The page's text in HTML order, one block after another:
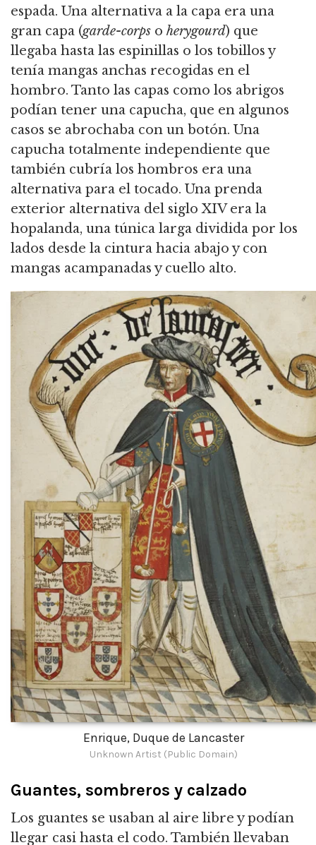
espada. Una alternativa a la capa era una
gran capa (garde-corps o herygourd) que
llegaba hasta las espinillas o los tobillos y
tenía mangas anchas recogidas en el
hombro. Tanto las capas como los abrigos
podían tener una capucha, que en algunos
casos se abrochaba con un botón. Una
capucha totalmente independiente que
también cubría los hombros era una
alternativa para el tocado. Una prenda
exterior alternativa del siglo XIV era la
hopalanda, una túnica larga dividida por los
lados desde la cintura hacia abajo y con
mangas acampanadas y cuello alto.
Enrique, Duque de Lancaster
Unknown Artist (Public Domain)
Guantes, sombreros y calzado
Los guantes se usaban al aire libre y podían
llegar casi hasta el codo. También llevaban